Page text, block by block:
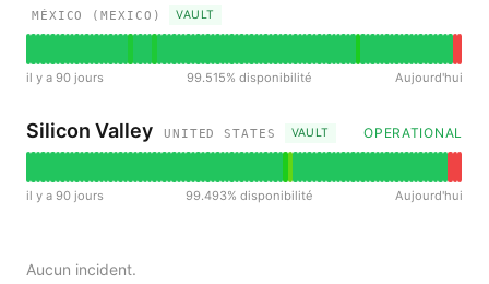
MÉXICO (MEXICO) VAULT
il y a 90 jours 99.515% disponibilité Aujourd'hui
Silicon Valley UNITED STATES VAULT OPERATIONAL
il y a 90 jours 99.493% disponibilité Aujourd'hui
Aucun incident.